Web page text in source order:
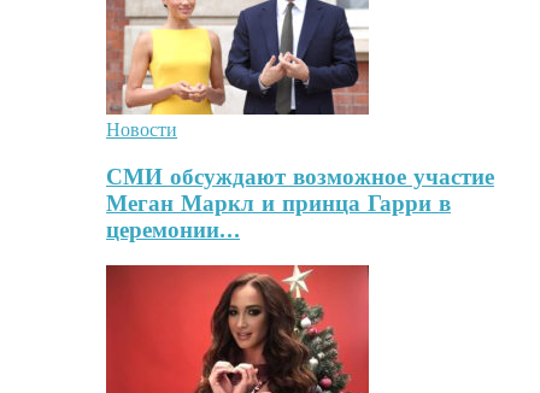
Новости
СМИ обсуждают возможное участие
Меган Маркл и принца Гарри в
церемонии…